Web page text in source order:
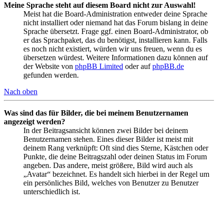
Meine Sprache steht auf diesem Board nicht zur Auswahl!
Meist hat die Board-Administration entweder deine Sprache
nicht installiert oder niemand hat das Forum bislang in deine
Sprache übersetzt. Frage ggf. einen Board-Administrator, ob
er das Sprachpaket, das du benötigst, installieren kann. Falls
es noch nicht existiert, würden wir uns freuen, wenn du es
übersetzen würdest. Weitere Informationen dazu können auf
der Website von phpBB Limited oder aufphpBB.de
gefunden werden.
Nach oben
Was sind das für Bilder, die bei meinem Benutzernamen
angezeigt werden?
In der Beitragsansicht können zwei Bilder bei deinem
Benutzernamen stehen. Eines dieser Bilder ist meist mit
deinem Rang verknüpft: Oft sind dies Sterne, Kästchen oder
Punkte, die deine Beitragszahl oder deinen Status im Forum
angeben. Das andere, meist größere, Bild wird auch als
„Avatar“ bezeichnet. Es handelt sich hierbei in der Regel um
ein persönliches Bild, welches von Benutzer zu Benutzer
unterschiedlich ist.